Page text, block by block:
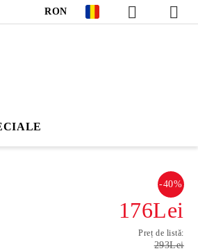
RON
-40%
176Lei
Preț de listă:
293Lei